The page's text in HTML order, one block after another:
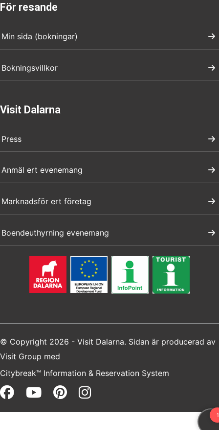
För resande
Min sida (bokningar)
Bokningsvillkor
Visit Dalarna
Press
Anmäl ert evenemang
Marknadsför ert företag
Boendeuthyrning evenemang
© Copyright 2026 - Visit Dalarna. Sidan är producerad av
Visit Group med
Citybreak™ Information & Reservation System
Facebook (opens in a new
Youtube (opens in a new
Pinterest (opens in a
Instagram (opens